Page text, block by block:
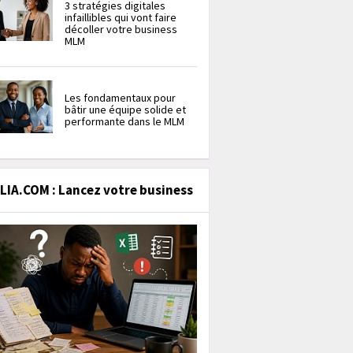
3 stratégies digitales
infaillibles qui vont faire
décoller votre business
MLM
Les fondamentaux pour
bâtir une équipe solide et
performante dans le MLM
: Lancez votre business